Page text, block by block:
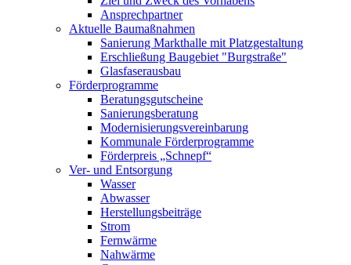
Ansprechpartner
Aktuelle Baumaßnahmen
Sanierung Markthalle mit Platzgestaltung
Erschließung Baugebiet "Burgstraße"
Glasfaserausbau
Förderprogramme
Beratungsgutscheine
Sanierungsberatung
Modernisierungsvereinbarung
Kommunale Förderprogramme
Förderpreis „Schnepf“
Ver- und Entsorgung
Wasser
Abwasser
Herstellungsbeiträge
Strom
Fernwärme
Nahwärme